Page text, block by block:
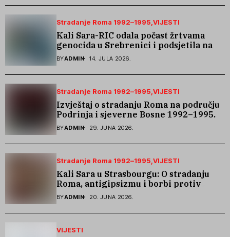
Stradanje Roma 1992–1995 VIJESTI
Kali Sara-RIC odala počast žrtvama
genocida u Srebrenici i podsjetila na
stradanje Roma iz Skočića
BYADMIN 14. JULA 2026.
Stradanje Roma 1992–1995 VIJESTI
Izvještaj o stradanju Roma na području
Podrinja i sjeverne Bosne 1992–1995.
godine
BYADMIN 29. JUNA 2026.
Stradanje Roma 1992–1995 VIJESTI
Kali Sara u Strasbourgu: O stradanju
Roma, antigipsizmu i borbi protiv
govora mržnje
BYADMIN 20. JUNA 2026.
VIJESTI